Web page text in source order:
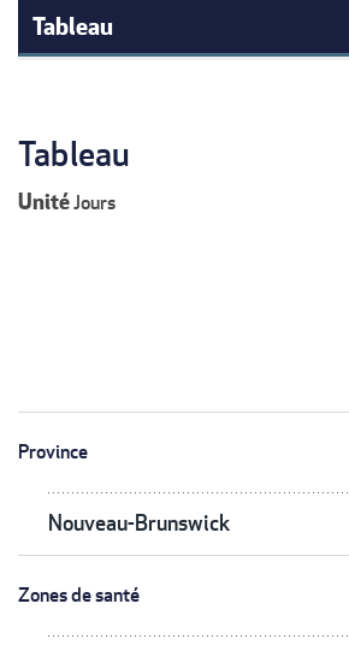
Tableau
Tableau
UnitéJours
Province
Nouveau-Brunswick
Zones de santé